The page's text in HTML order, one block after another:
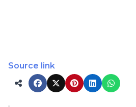
Source link